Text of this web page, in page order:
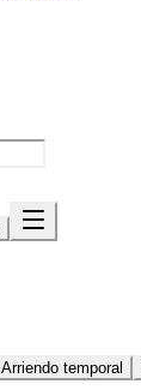
Arriendo temporal